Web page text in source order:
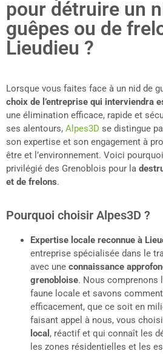
pour détruire un
guêpes ou de
Lieudieu ?
Lorsque vous faites face à un nid de
choix de l’entreprise qui interviendra
une élimination efficace, rapide et
ses alentours, Alpes3D se distingue
son expertise et son engagement à
être et l’environnement. Voici
privilégié des Grenoblois pour la
et de frelons.
Pourquoi choisir Alpes3D ?
Expertise locale reconnue à
entreprise spécialisée dans le
avec une connaissance
grenobloise. Nous comprenons
faune locale et savons
efficacement, que ce soit en
faisant appel à nous, vous
local , réactif et qui connaît les
les zones résidentielles et les